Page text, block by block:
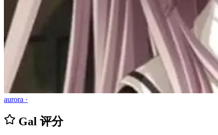
aurora ·
Gal 评分